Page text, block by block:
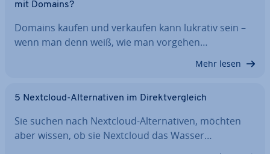
mit Domains?
Domains kaufen und verkaufen kann lukrativ sein –
wenn man denn weiß, wie man vorgehen…
Mehr lesen
5 Nextcloud-Al­ter­na­ti­ven im Di­rekt­ver­gleich
Sie suchen nach Nextcloud-Al­ter­na­ti­ven, möchten
aber wissen, ob sie Nextcloud das Wasser…